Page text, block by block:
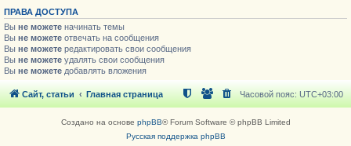
ПРАВА ДОСТУПА
Вы не можете начинать темы
Вы не можете отвечать на сообщения
Вы не можете редактировать свои сообщения
Вы не можете удалять свои сообщения
Вы не можете добавлять вложения
Сайт, статьи Главная страница Часовой пояс: UTC+03:00
Создано на основе phpBB® Forum Software © phpBB Limited
Русская поддержка phpBB